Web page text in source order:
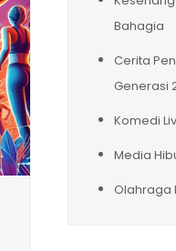
Bahagia
Cerita
Generasi
Komedi
Media
Olahraga